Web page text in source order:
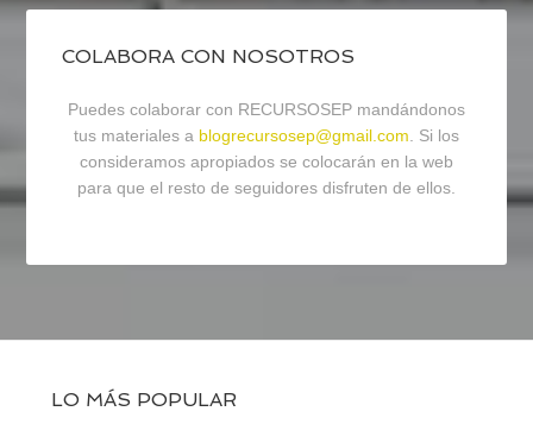
COLABORA CON NOSOTROS
Puedes colaborar con RECURSOSEP mandándonos
tus materiales a blogrecursosep@gmail.com. Si los
consideramos apropiados se colocarán en la web
para que el resto de seguidores disfruten de ellos.
LO MÁS POPULAR